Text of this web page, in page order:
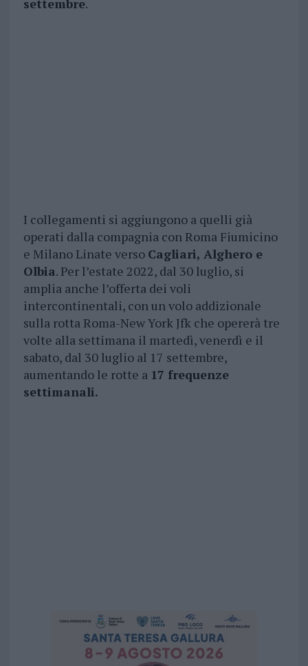
settembre.
I collegamenti si aggiungono a quelli già
operati dalla compagnia con Roma Fiumicino
e Milano Linate verso Cagliari, Alghero e
Olbia. Per l’estate 2022, dal 30 luglio, si
amplia anche l’offerta dei voli
intercontinentali, con un volo addizionale
sulla rotta Roma-New York Jfk che opererà tre
volte alla settimana il martedì, venerdì e il
sabato, dal 30 luglio al 17 settembre,
aumentando le rotte a 17 frequenze
settimanali.